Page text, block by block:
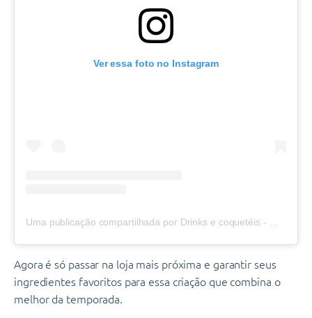
Ver essa foto no Instagram
Agora é só passar na loja mais próxima e garantir seus
ingredientes favoritos para essa criação que combina o
melhor da temporada.